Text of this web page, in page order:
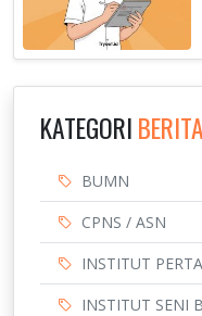
KATEGORI BERITA
BUMN
CPNS / ASN
INSTITUT
INSTITUT SENI